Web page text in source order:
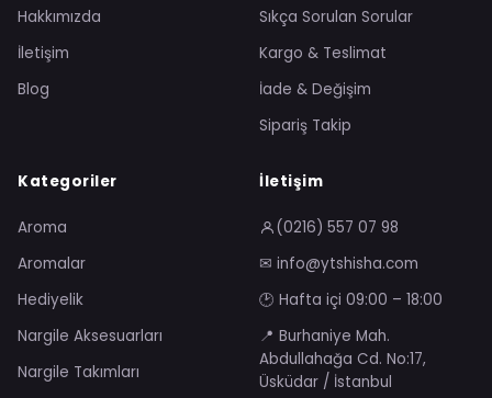
Hakkımızda
İletişim
Blog
Sıkça Sorulan Sorular
Kargo & Teslimat
İade & Değişim
Sipariş Takip
Kategoriler
Aroma
Aromalar
Hediyelik
Nargile Aksesuarları
Nargile Takımları
İletişim
(0216) 557 07 98
✉ info@ytshisha.com
🕑 Hafta içi 09:00 – 18:00
📍 Burhaniye Mah.
Abdullahağa Cd. No:17,
Üsküdar / İstanbul